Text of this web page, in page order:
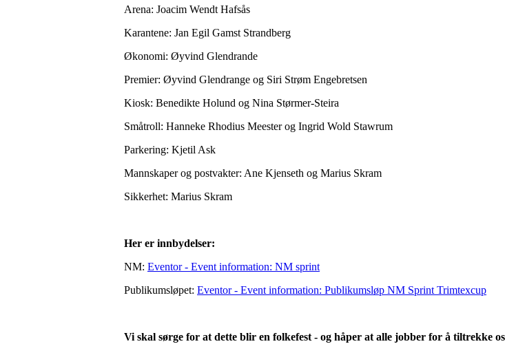
Arena: Joacim Wendt Hafsås
Karantene: Jan Egil Gamst Strandberg
Økonomi: Øyvind Glendrande
Premier: Øyvind Glendrange og Siri Strøm Engebretsen
Kiosk: Benedikte Holund og Nina Størmer-Steira
Småtroll: Hanneke Rhodius Meester og Ingrid Wold Stawrum
Parkering: Kjetil Ask
Mannskaper og postvakter: Ane Kjenseth og Marius Skram
Sikkerhet: Marius Skram
Her er innbydelser:
NM: Eventor - Event information: NM sprint
Publikumsløpet: Eventor - Event information: Publikumsløp NM Sprint Trimtexcup
Vi skal sørge for at dette blir en folkefest - og håper at alle jobber for å tiltrekke